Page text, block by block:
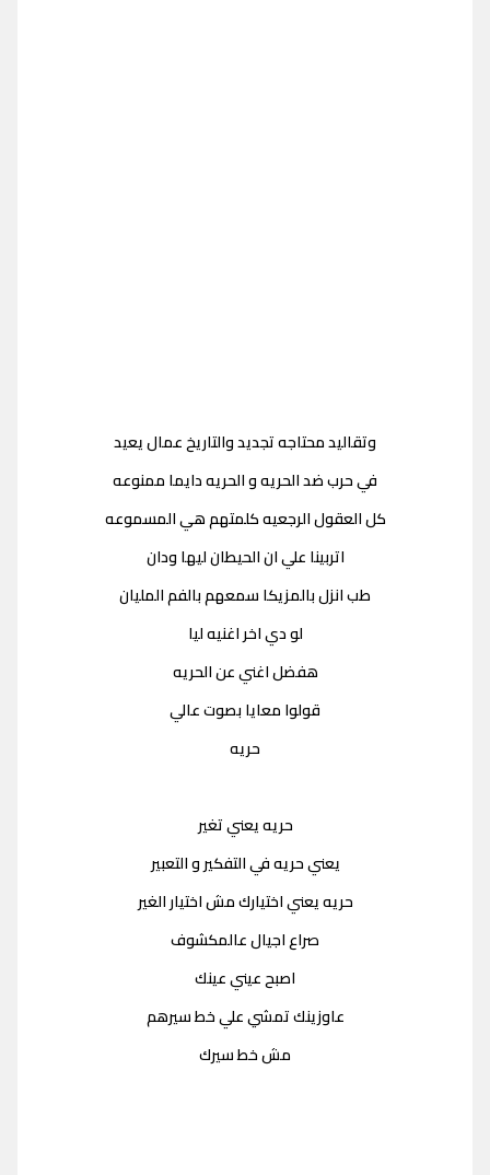
وتقاليد محتاجه تجديد والتاريخ عمال يعيد
في حرب ضد الحريه و الحريه دايما ممنوعه
كل العقول الرجعيه كلمتهم هي المسموعه
اتربينا علي ان الحيطان ليها ودان
طب انزل بالمزيكا سمعهم بالفم المليان
لو دي اخر اغنيه ليا
هفضل اغني عن الحريه
قولوا معايا بصوت عالي
حريه
حريه يعني تغير
يعني حريه في التفكير و التعبير
حريه يعني اختيارك مش اختيار الغير
صراع اجيال عالمكشوف
اصبح عيني عينك
عاوزينك تمشي علي خط سيرهم
مش خط سيرك